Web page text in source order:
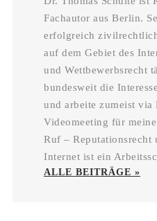
Fachautor aus Berlin.
erfolgreich
auf dem Gebiet des
und Wettbewerbsrecht
bundesweit die
und arbeite zumeist via
Videomeeting für
Ruf – Reputationsrecht
Internet ist ein
ALLE BEITRÄGE »